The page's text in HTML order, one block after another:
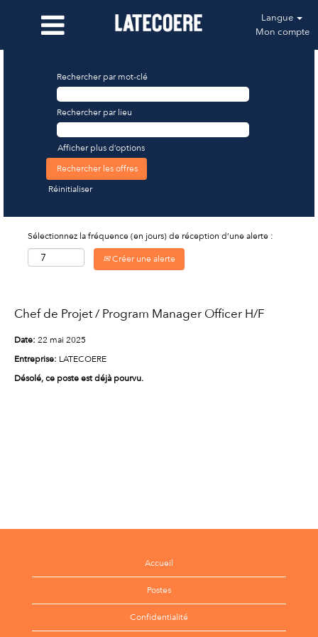
Langue
Mon compte
Rechercher par mot-clé
Rechercher par lieu
Afficher plus d’options
Réinitialiser
Sélectionnez la fréquence (en jours) de réception d’une alerte :
Créer une alerte
Chef de Projet / Program Manager Officer H/F
Date: 22 mai 2025
Entreprise: LATECOERE
Désolé, ce poste est déjà pourvu.
Accueil
Postes
Confidentialité